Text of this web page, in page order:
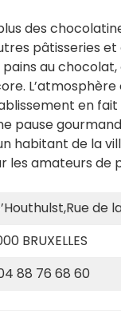
des
pâtisseries
pains au
en
pause
habitant de la
les amateurs de
de
BRUXELLES
88 76 68 60